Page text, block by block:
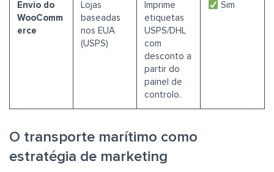
Envio do
WooComm
erce
Lojas
baseadas
nos EUA
(USPS)
Imprime
etiquetas
USPS/DHL
com
desconto a
partir do
painel de
controlo.
Sim
O transporte marítimo como
estratégia de marketing